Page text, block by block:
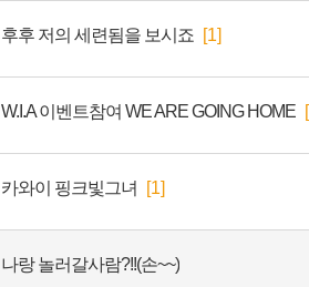
후후 저의 세련됨을 보시죠 [1]
W.I.A 이벤트참여 WE ARE GOING HOME
카와이 핑크빛그녀 [1]
나랑 놀러갈사람?!!(손~~)